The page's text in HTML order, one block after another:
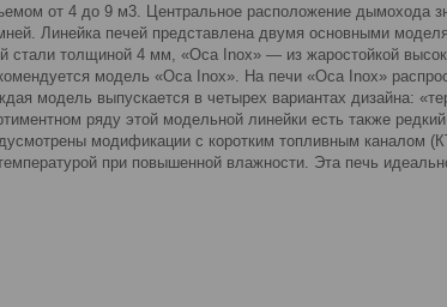
от 4 до 9 м3. Центральное расположение дымохода
Линейка печей представлена двумя основными
стали толщиной 4 мм, «Оса Inox» — из жаростойкой
модель «Оса Inox». На печи «Оса Inox»
модель выпускается в четырех вариантах дизайна:
ряду этой модельной линейки есть также
модификации с коротким топливным каналом
при повышенной влажности. Эта печь